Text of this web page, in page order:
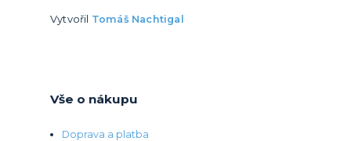
Vytvořil Tomáš Nachtigal
Vše o nákupu
Doprava a platba